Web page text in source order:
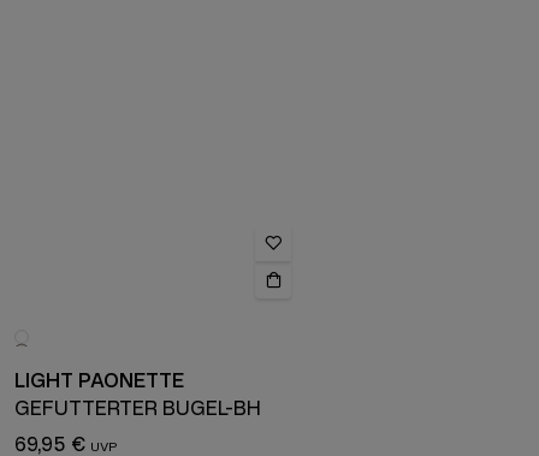
LIGHT PAONETTE
GEFÜTTERTER BÜGEL-BH
69,95 €